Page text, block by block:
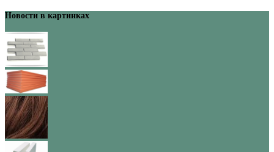
Новости в картинках